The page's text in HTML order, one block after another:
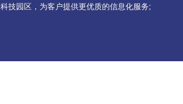
技园区，为客户提供更优质的信息化服务;